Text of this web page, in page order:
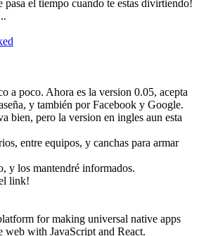
el tiempo cuando te estas divirtiendo!
a poco. Ahora es la version 0.05, acepta
y también por Facebook y Google.
bien, pero la version en ingles aun esta
entre equipos, y canchas para armar
y los mantendré informados.
link!
for making universal native apps
with JavaScript and React.